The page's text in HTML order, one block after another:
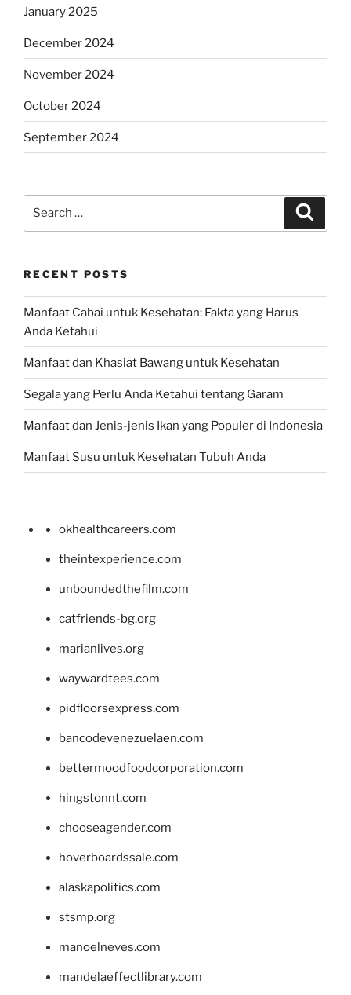
January 2025
December 2024
November 2024
October 2024
September 2024
RECENT POSTS
Manfaat Cabai untuk Kesehatan: Fakta yang Harus
Anda Ketahui
Manfaat dan Khasiat Bawang untuk Kesehatan
Segala yang Perlu Anda Ketahui tentang Garam
Manfaat dan Jenis-jenis Ikan yang Populer di Indonesia
Manfaat Susu untuk Kesehatan Tubuh Anda
okhealthcareers.com
theintexperience.com
unboundedthefilm.com
catfriends-bg.org
marianlives.org
waywardtees.com
pidfloorsexpress.com
bancodevenezuelaen.com
bettermoodfoodcorporation.com
hingstonnt.com
chooseagender.com
hoverboardssale.com
alaskapolitics.com
stsmp.org
manoelneves.com
mandelaeffectlibrary.com